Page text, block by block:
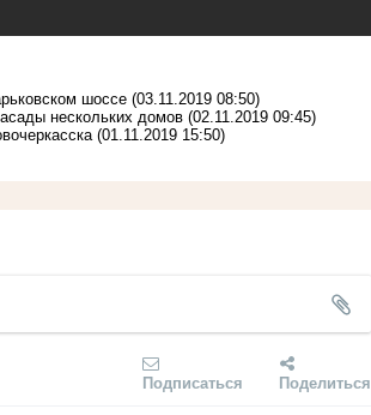
шоссе (03.11.2019 08:50)
нескольких домов (02.11.2019 09:45)
(01.11.2019 15:50)
Подписаться Поделиться